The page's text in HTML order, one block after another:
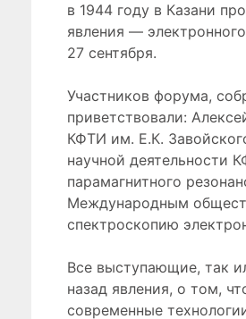
в 1944 году в Казани
явления —
27 сентября.
Участников форума,
приветствовали:
КФТИ им. Е.К.
научной деятельности
парамагнитного
Международным
спектроскопию
Все выступающие, так
назад явления, о том,
современные